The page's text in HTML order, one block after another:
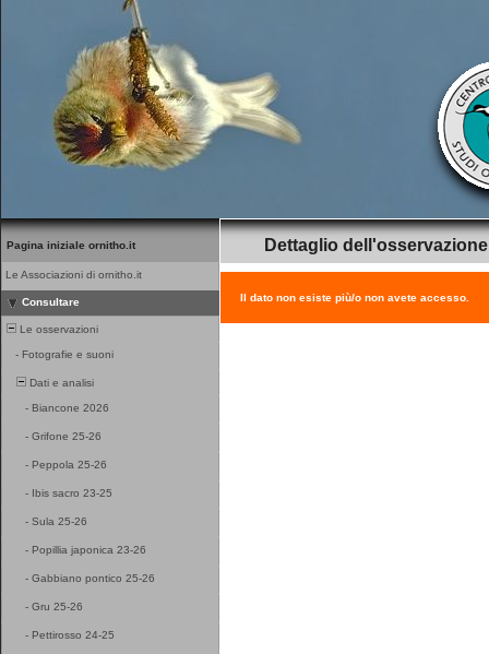
Pagina iniziale ornitho.it
Le Associazioni di ornitho.it
Consultare
Le osservazioni
- Fotografie e suoni
Dati e analisi
- Biancone 2026
- Grifone 25-26
- Peppola 25-26
- Ibis sacro 23-25
- Sula 25-26
- Popillia japonica 23-26
- Gabbiano pontico 25-26
- Gru 25-26
- Pettirosso 24-25
Dettaglio dell'osservazione
Il dato non esiste più/o non avete accesso.